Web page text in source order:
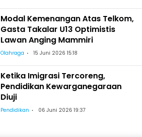
Modal Kemenangan Atas Telkom,
Gasta Takalar U13 Optimistis
Lawan Anging Mammiri
Olahraga 15 Juni 2026 15:18
Ketika Imigrasi Tercoreng,
Pendidikan Kewarganegaraan
Diuji
Pendidikan 06 Juni 2026 19:37